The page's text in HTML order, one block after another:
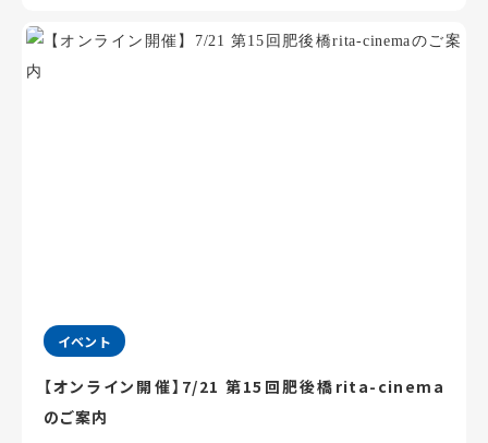
イベント
【オンライン開催】7/21 第15回肥後橋rita-cinema
のご案内